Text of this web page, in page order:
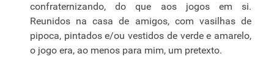
confraternizando, do que aos jogos em si.
Reunidos na casa de amigos, com vasilhas de
pipoca, pintados e/ou vestidos de verde e amarelo,
o jogo era, ao menos para mim, um pretexto.